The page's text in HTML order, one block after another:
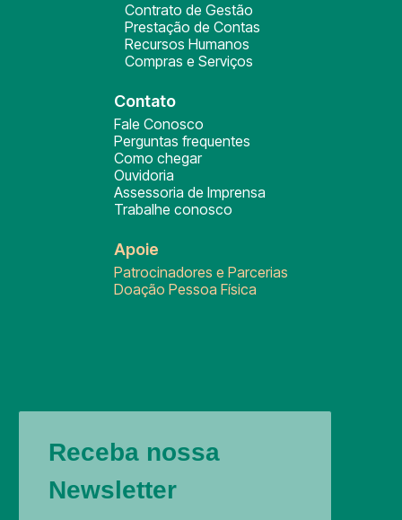
Contrato de Gestão
Prestação de Contas
Recursos Humanos
Compras e Serviços
Contato
Fale Conosco
Perguntas frequentes
Como chegar
Ouvidoria
Assessoria de Imprensa
Trabalhe conosco
Apoie
Patrocinadores e Parcerias
Doação Pessoa Física